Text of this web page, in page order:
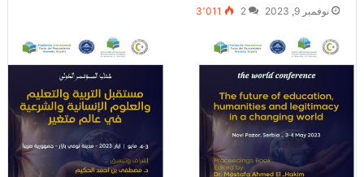
نوفمبر 9, 2023 2 3٬011